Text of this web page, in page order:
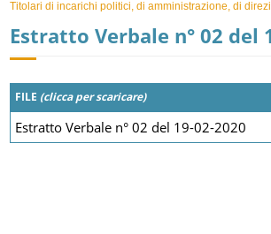
Titolari di incarichi politici, di amministrazione, di
Estratto Verbale n° 02 del
FILE (clicca per scaricare)
Estratto Verbale n° 02 del 19-02-2020